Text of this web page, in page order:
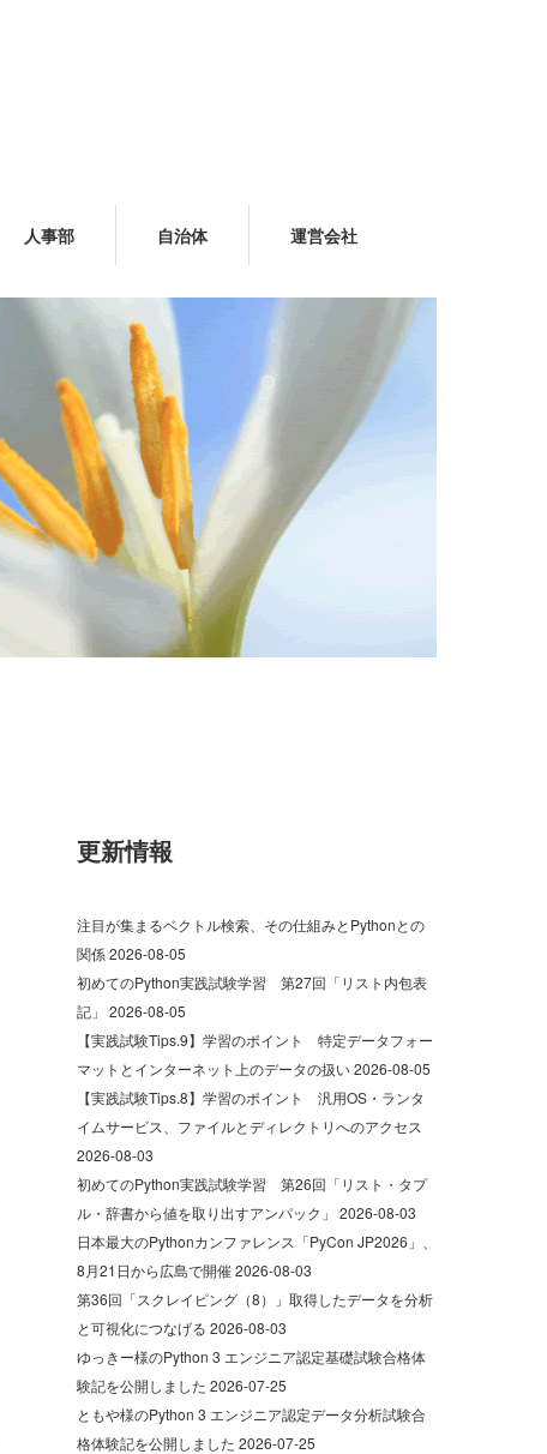
人事部 自治体 運営会社
更新情報
注目が集まるベクトル検索、その仕組みとPythonとの
関係2026-08-05
初めてのPython実践試験学習 第27回「リスト内包表
記」 2026-08-05
【実践試験Tips.9】学習のポイント 特定データフォー
マットとインターネット上のデータの扱い2026-08-05
【実践試験Tips.8】学習のポイント 汎用OS・ランタ
イムサービス、ファイルとディレクトリへのアクセス
2026-08-03
初めてのPython実践試験学習 第26回「リスト・タプ
ル・辞書から値を取り出すアンパック」 2026-08-03
日本最大のPythonカンファレンス「PyCon JP2026」、
8月21日から広島で開催2026-08-03
第36回「スクレイピング（8）」取得したデータを分析
と可視化につなげる 2026-08-03
ゆっきー様のPython 3 エンジニア認定基礎試験合格体
験記を公開しました 2026-07-25
ともや様のPython 3 エンジニア認定データ分析試験合
格体験記を公開しました 2026-07-25